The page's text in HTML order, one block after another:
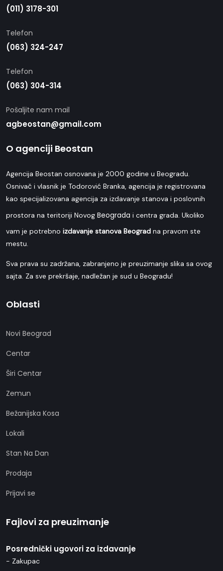
(011) 3178-301
Telefon
(063) 324-247
Telefon
(063) 304-314
Pošaljite nam mail
agbeostan@gmail.com
O agenciji Beostan
Agencija Beostan osnovana je 2000 godine u Beogradu.
Osnivač i vlasnik je Todorović Branka, agencija je registrovana
kao specijalizovana agencija za izdavanje stanova i poslovnih
prostora na teritoriji Novog Beograda i centra grada. Ukoliko
vam je potrebno izdavanje stanova Beograd na pravom ste
mestu.
Sva prava su zadržana, zabranjeno je preuzimanje slika sa ovog
sajta. Za sve prekršaje, nadležan je sud u Beogradu!
Oblasti
Novi Beograd
Centar
Širi Centar
Zemun
Bežanijska Kosa
Lokali
Stan Na Dan
Prodaja
Prijavi se
Fajlovi za preuzimanje
Posrednički ugovori za izdavanje
- Zakupac